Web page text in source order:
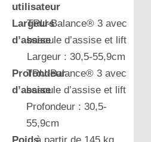
utilisateur
Largeurs
d’assise
TRU-Balance® 3 avec
bascule d’assise et lift
Largeur : 30,5-55,9cm
Profondeur
d’assise
TRU-Balance® 3 avec
bascule d’assise et lift
Profondeur : 30,5-
55,9cm